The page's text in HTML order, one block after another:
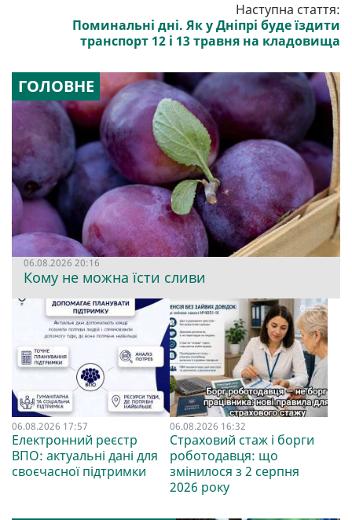
Наступна стаття:
Поминальні дні. Як у Дніпрі буде їздити
транспорт 12 і 13 травня на кладовища
ГОЛОВНЕ
06.08.2026 20:16
Кому не можна їсти сливи
06.08.2026 17:57
Електронний реєстр
ВПО: актуальні дані для
своєчасної підтримки
06.08.2026 16:32
Страховий стаж і борги
роботодавця: що
змінилося з 2 серпня
2026 року